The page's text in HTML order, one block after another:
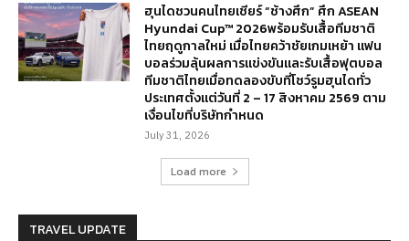
ฮุนไดชวนคนไทยเชียร์ “ช้างศึก” ศึก ASEAN
Hyundai Cup™ 2026พร้อมรับเสื้อทีมชาติ
ไทยฤดูกาลใหม่ เมื่อไทยคว้าชัยเกมเหย้า แฟน
บอลร่วมลุ้นผลการแข่งขันและรับเสื้อฟุตบอล
ทีมชาติไทยเมื่อทดลองขับที่โชว์รูมฮุนไดทั่ว
ประเทศตั้งแต่วันที่ 2 – 17 สิงหาคม 2569 ตาม
เงื่อนไขที่บริษัทกำหนด
July 31, 2026
Load more
TRAVEL UPDATE